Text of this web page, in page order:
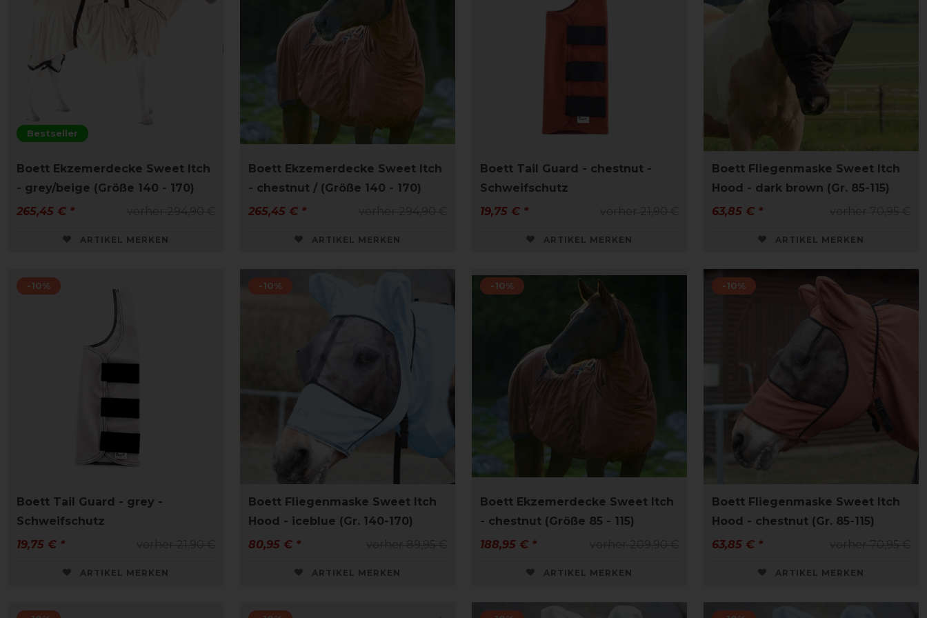
Bestseller
Boett Ekzemerdecke Sweet Itch
- grey/beige (Größe 140 - 170)
265,45 € *
ARTIKEL MERKEN
Boett Ekzemerdecke Sweet Itch
- chestnut / (Größe 140 - 170)
265,45 € *
ARTIKEL MERKEN
Boett Tail Guard - chestnut -
Schweifschutz
19,75 € *
ARTIKEL MERKEN
Boett Fliegenmaske Sweet Itch
Hood - dark brown (Gr. 85-115)
63,85 € *
ARTIKEL MERKEN
-10%
Boett Tail Guard - grey -
Schweifschutz
19,75 € *
ARTIKEL MERKEN
-10%
Boett Fliegenmaske Sweet Itch
Hood - iceblue (Gr. 140-170)
80,95 € *
ARTIKEL MERKEN
-10%
Boett Ekzemerdecke Sweet Itch
- chestnut (Größe 85 - 115)
188,95 € *
ARTIKEL MERKEN
-10%
Boett Fliegenmaske Sweet Itch
Hood - chestnut (Gr. 85-115)
63,85 € *
ARTIKEL MERKEN